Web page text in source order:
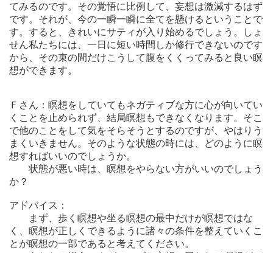
てみるのです。その覚悟に比例して、妄想は激減するはず
です。それが、今の一瞬一瞬に全てを懸けるということで
す。すると、きれいにサティが入り始めるでしょう。しょ
せん私たちには、一日に短い時間しか修行できないのです
から、その束の間だけこうして腹をくくってみると良い瞑
想ができます。
Ｆさん：瞑想をしていてもネガティブな方に心が向いてい
くことを止められず、結局瞑想もできなくなります。そこ
で他のことをして気をそらそうとするのですが、やはりう
まくいきません。そのような状態の時には、どのように瞑
想すればいいのでしょうか。
状態が悪い時は、瞑想をやらない方がいいのでしょう
か？
アドバイス：
まず、歩く瞑想や坐る瞑想の最中だけが瞑想ではな
く、瞑想が正しくできるように諸々の条件を整えていくこ
とが瞑想の一部であると考えてください。